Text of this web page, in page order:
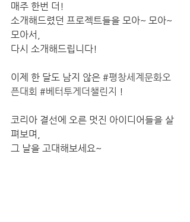
매주 한번 더!
소개해드렸던 프로젝트들을 모아~ 모아~
모아서,
다시 소개해드립니다!
이제 한 달도 남지 않은 #평창세계문화오
픈대회 #베터투게더챌린지 !
코리아 결선에 오른 멋진 아이디어들을 살
펴보며,
그 날을 고대해보세요~